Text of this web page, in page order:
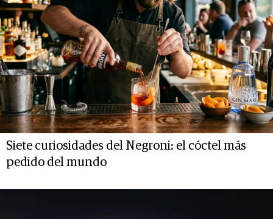
Siete curiosidades del Negroni: el cóctel más
pedido del mundo